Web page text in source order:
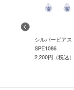
シルバーピアス
SPE1086
2,200円（税込）